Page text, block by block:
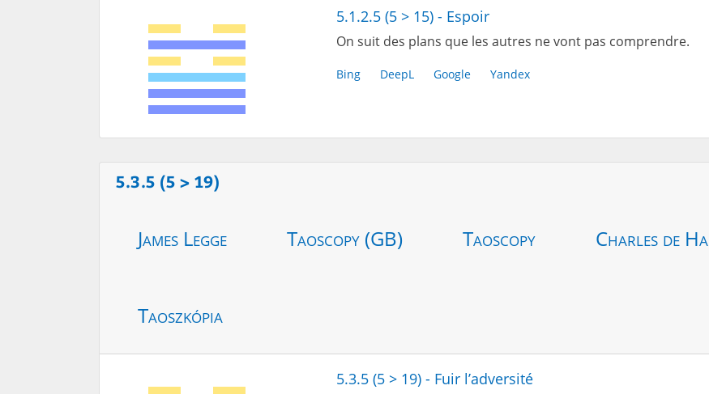
5.1.2.5 (5 > 15) - Espoir
On suit des plans que les autres ne vont pas comprendre.
Bing DeepL Google Yandex
5.3.5 (5 > 19)
James Legge Taoscopy (GB) Taoscopy Charles de
Taoszkópia
5.3.5 (5 > 19) - Fuir l’adversité